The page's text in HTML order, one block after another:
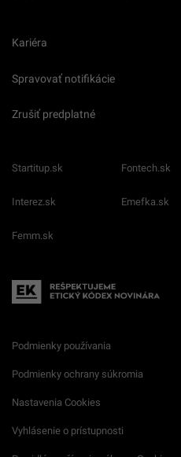
Kariéra
Spravovať notifikácie
Zrušiť predplatné
Startitup.sk Fontech.sk
Interez.sk Emefka.sk
Femm.sk
Podmienky používania
Podmienky ochrany súkromia
Nastavenia Cookies
Vyhlásenie o prístupnosti